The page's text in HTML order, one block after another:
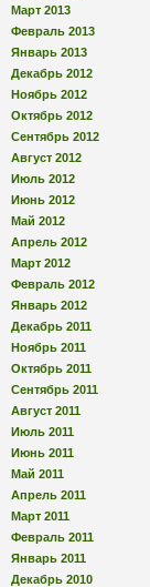
Март 2013
Февраль 2013
Январь 2013
Декабрь 2012
Ноябрь 2012
Октябрь 2012
Сентябрь 2012
Август 2012
Июль 2012
Июнь 2012
Май 2012
Апрель 2012
Март 2012
Февраль 2012
Январь 2012
Декабрь 2011
Ноябрь 2011
Октябрь 2011
Сентябрь 2011
Август 2011
Июль 2011
Июнь 2011
Май 2011
Апрель 2011
Март 2011
Февраль 2011
Январь 2011
Декабрь 2010